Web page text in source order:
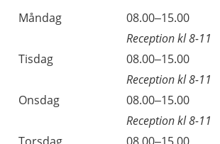
Dag
Öppettider
Kommentarer
Måndag
08.00–15.00
Reception kl 8-11
Tisdag
08.00–15.00
Reception kl 8-11
Onsdag
08.00–15.00
Reception kl 8-11